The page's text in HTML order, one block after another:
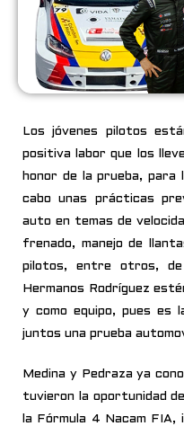
Los jóvenes pilotos
positiva labor que los
honor de la prueba,
cabo unas prácticas
auto en temas de
frenado, manejo de
pilotos, entre otros,
Hermanos Rodríguez
y como equipo, pues es
juntos una prueba
Medina y Pedraza ya
tuvieron la oportunidad
la Fórmula 4 Nacam FIA,